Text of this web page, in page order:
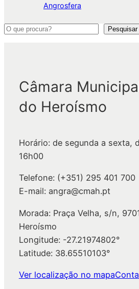
Angrosfera
P
Pesquisar
Câmara
do Heroísmo
Horário: de segunda a sexta,
16h00
Telefone: (+351) 295 401 700
E-mail: angra@cmah.pt
Morada: Praça Velha, s/n,
Heroísmo
Longitude: -27.21974802°
Latitude: 38.65510103°
Ver localização no mapa